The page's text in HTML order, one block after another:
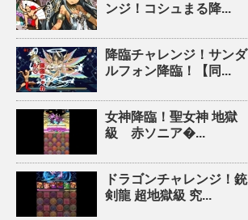
ンジ！コシュまる降...
降臨チャレンジ！サンダ
ルフォン降臨！【同...
女神降臨！聖女神 地獄
級 赤ソニア�...
ドラゴンチャレンジ！銃
剣龍 超地獄級 究...